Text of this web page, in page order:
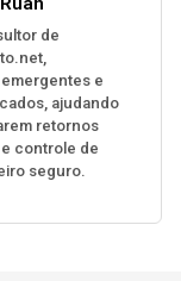
de
e
ajudando
retornos
controle de
seguro.